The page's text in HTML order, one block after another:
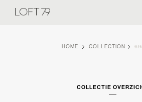
HOME COLLECTION
COLLECTIE